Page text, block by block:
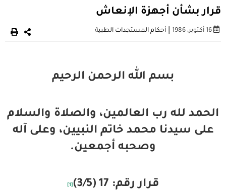
قرار بشأن أجهزة الإنعاش
16 أكتوبر، 1986 | أحكام المستجدات الطبية
بسم الله الرحمن الرحيم
الحمد لله رب العالمين، والصلاة والسلام
على سيدنا محمد خاتم النبيين، وعلى آله
وصحبه أجمعين.
قرار رقم: 17 (3/5) [1]